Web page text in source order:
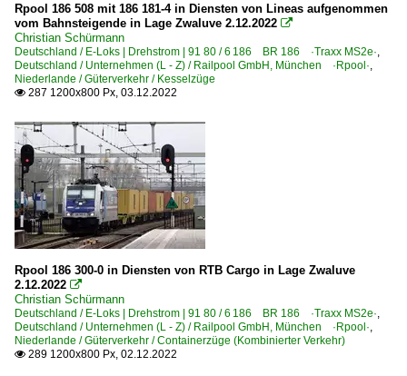
Rpool 186 508 mit 186 181-4 in Diensten von Lineas aufgenommen
vom Bahnsteigende in Lage Zwaluve 2.12.2022 
Christian Schürmann
Deutschland / E-Loks | Drehstrom | 91 80 / 6 186 BR 186 ·Traxx MS2e·,
Deutschland / Unternehmen (L - Z) / Railpool GmbH, München ·Rpool·,
Niederlande / Güterverkehr / Kesselzüge
 287 1200x800 Px, 03.12.2022
Rpool 186 300-0 in Diensten von RTB Cargo in Lage Zwaluve
2.12.2022 
Christian Schürmann
Deutschland / E-Loks | Drehstrom | 91 80 / 6 186 BR 186 ·Traxx MS2e·,
Deutschland / Unternehmen (L - Z) / Railpool GmbH, München ·Rpool·,
Niederlande / Güterverkehr / Containerzüge (Kombinierter Verkehr)
 289 1200x800 Px, 02.12.2022